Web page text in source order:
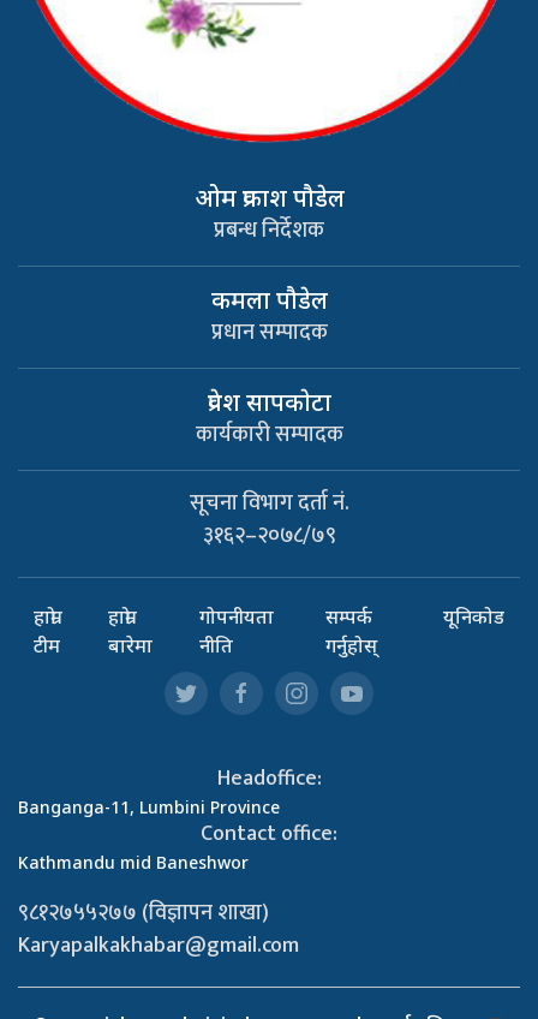
ओम प्रकाश पौडेल
प्रबन्ध निर्देशक
कमला पौडेल
प्रधान सम्पादक
प्रवेश सापकाेटा
कार्यकारी सम्पादक
सूचना विभाग दर्ता नं.
३१६२–२०७८/७९
हाम्रो
टीम
हाम्रो
बारेमा
गोपनीयता
नीति
सम्पर्क
गर्नुहोस्
यूनिकोड
Headoffice:
Banganga-11, Lumbini Province
Contact office:
Kathmandu mid Baneshwor
९८१२७५५२७७ (विज्ञापन शाखा)
Karyapalkakhabar@gmail.com